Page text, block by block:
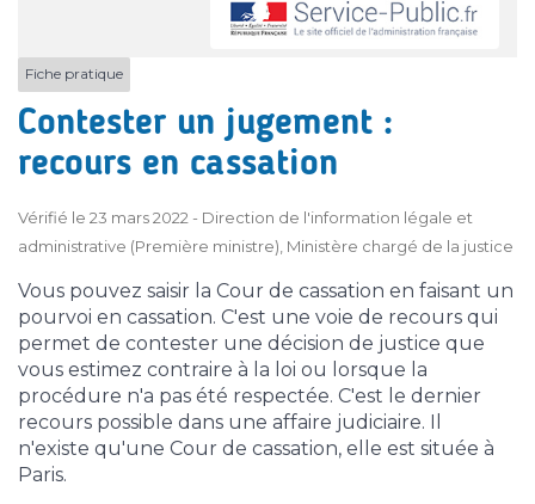
Fiche pratique
Contester un jugement :
recours en cassation
Vérifié le 23 mars 2022 - Direction de l'information légale et
administrative (Première ministre), Ministère chargé de la justice
Vous pouvez saisir la Cour de cassation en faisant un
pourvoi en cassation. C'est une voie de recours qui
permet de contester une décision de justice que
vous estimez contraire à la loi ou lorsque la
procédure n'a pas été respectée. C'est le dernier
recours possible dans une affaire judiciaire. Il
n'existe qu'une Cour de cassation, elle est située à
Paris.